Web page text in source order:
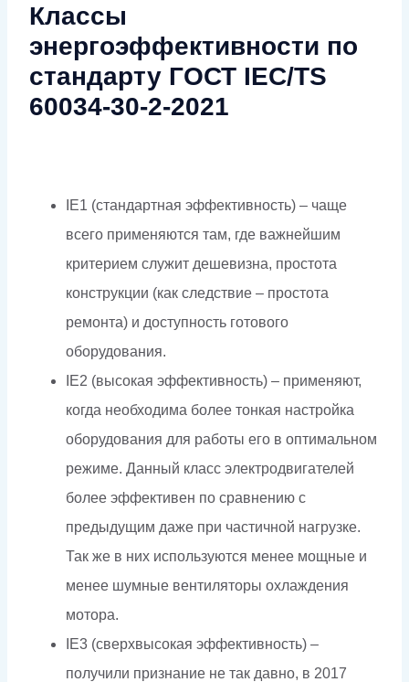
Классы
энергоэффективности по
стандарту ГОСТ IEC/TS
60034-30-2-2021
IE1 (стандартная эффективность) – чаще
всего применяются там, где важнейшим
критерием служит дешевизна, простота
конструкции (как следствие – простота
ремонта) и доступность готового
оборудования.
IE2 (высокая эффективность) – применяют,
когда необходима более тонкая настройка
оборудования для работы его в оптимальном
режиме. Данный класс электродвигателей
более эффективен по сравнению с
предыдущим даже при частичной нагрузке.
Так же в них используются менее мощные и
менее шумные вентиляторы охлаждения
мотора.
IE3 (сверхвысокая эффективность) –
получили признание не так давно, в 2017